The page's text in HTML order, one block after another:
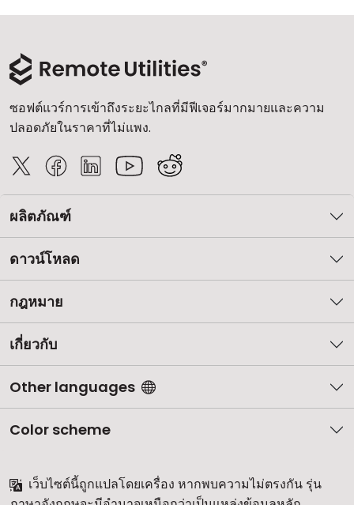
ซอฟต์แวร์การเข้าถึงระยะไกลที่มีฟีเจอร์มากมายและความ
ปลอดภัยในราคาที่ไม่แพง.
ผลิตภัณฑ์
ดาวน์โหลด
กฎหมาย
เกี่ยวกับ
Other languages
Color scheme
เว็บไซต์นี้ถูกแปลโดยเครื่อง หากพบความไม่ตรงกัน รุ่น